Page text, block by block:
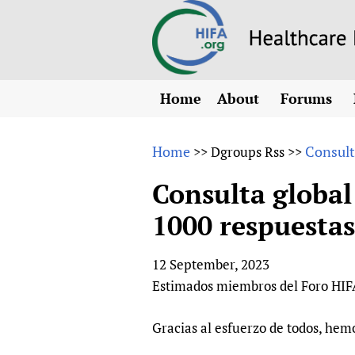
Home
About
Why HIFA is needed
Vision and Strategy
HIFA, Universal
Human Rights
HIFA in Official
Achievements
Testimonials
HIFA Voices database
Forums
All)
CHIFA
HIFA-
HIFA-
Home >>Dgroups Rss >>
Consulta
1000
12 September, 2023
Estimados miembros del Foro
Gracias al esfuerzo de todos,